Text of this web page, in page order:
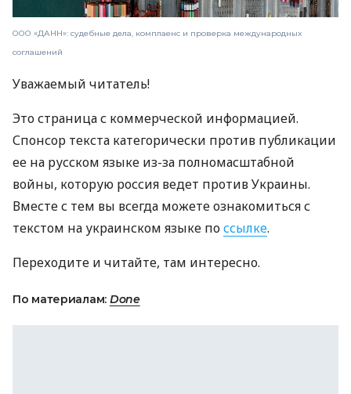
ООО «ДАНН»: судебные дела, комплаенс и проверка международных
соглашений
Уважаемый читатель!
Это страница с коммерческой информацией.
Спонсор текста категорически против публикации
ее на русском языке из-за полномасштабной
войны, которую россия ведет против Украины.
Вместе с тем вы всегда можете ознакомиться с
текстом на украинском языке поссылке.
Переходите и читайте, там интересно.
По материалам: Done